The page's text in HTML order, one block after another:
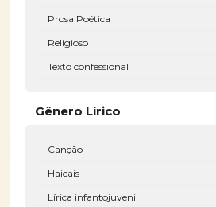
Prosa Poética
Religioso
Texto confessional
Gênero Lírico
Canção
Haicais
Lírica infantojuvenil